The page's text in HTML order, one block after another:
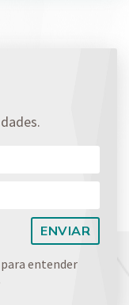
para entender